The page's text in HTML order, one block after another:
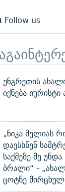
Follow us
უნგრეთის
იქნება
„ნიკა მელიას
დაესხნენ
საქმეზე მე
ბრალი“ -
ცოტნე